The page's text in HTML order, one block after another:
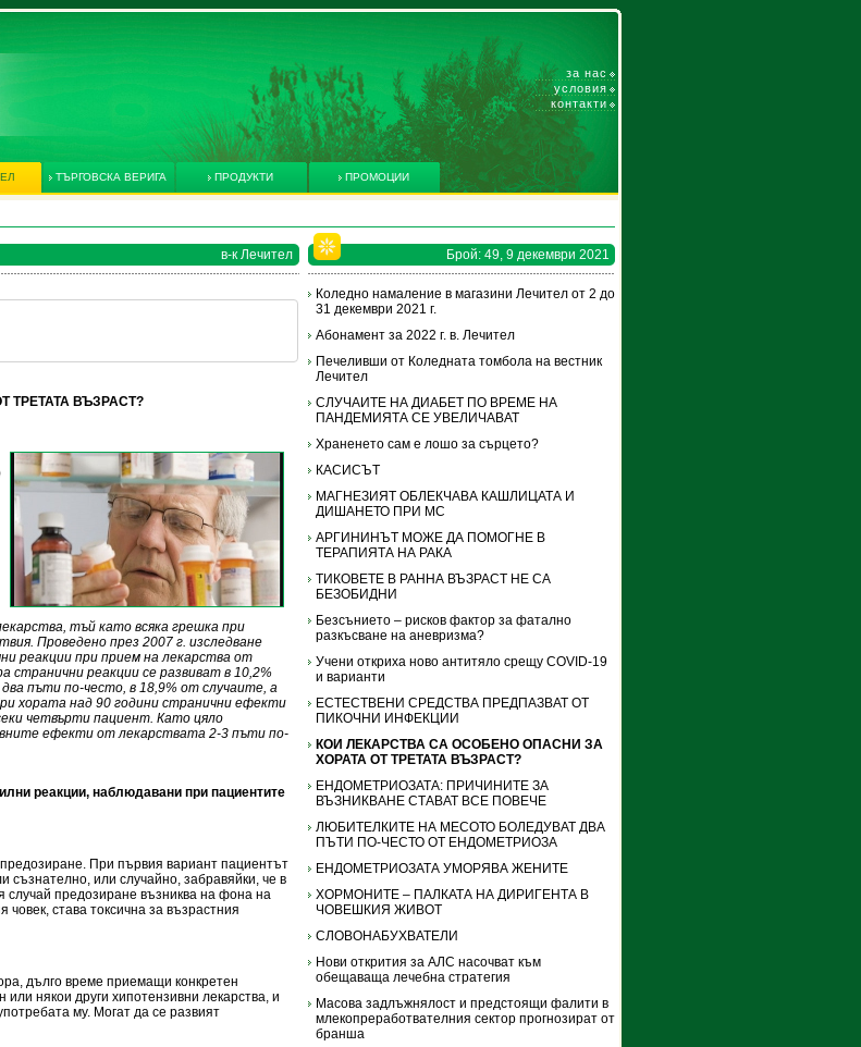
за нас
условия
контакти
ТЪРГОВСКА ВЕРИГА ПРОДУКТИ ПРОМОЦИИ
в-к Лечител
ТРЕТАТА ВЪЗРАСТ?
тъй като всяка грешка при
Проведено през 2007 г. изследване
реакции при прием на лекарства от
странични реакции се развиват в 10,2%
пъти по-често, в 18,9% от случаите, а
хората над 90 години странични ефекти
четвърти пациент. Като цяло
ефекти от лекарствата 2-3 пъти по-
реакции, наблюдавани при пациентите
При първия вариант пациентът
съзнателно, или случайно, забравяйки, че в
случай предозиране възниква на фона на
става токсична за възрастния
дълго време приемащи конкретен
някои други хипотензивни лекарства, и
му. Могат да се развият
Брой: 49, 9 декември 2021
Коледно намаление в магазини Лечител от 2 до
31 декември 2021 г.
Абонамент за 2022 г. в. Лечител
Печеливши от Коледната томбола на вестник
Лечител
СЛУЧАИТЕ НА ДИАБЕТ ПО ВРЕМЕ НА
ПАНДЕМИЯТА СЕ УВЕЛИЧАВАТ
Храненето сам е лошо за сърцето?
КАСИСЪТ
МАГНЕЗИЯТ ОБЛЕКЧАВА КАШЛИЦАТА И
ДИШАНЕТО ПРИ МС
АРГИНИНЪТ МОЖЕ ДА ПОМОГНЕ В
ТЕРАПИЯТА НА РАКА
ТИКОВЕТЕ В РАННА ВЪЗРАСТ НЕ СА
БЕЗОБИДНИ
Безсънието – рисков фактор за фатално
разкъсване на аневризма?
Учени откриха ново антитяло срещу COVID-19
и варианти
ЕСТЕСТВЕНИ СРЕДСТВА ПРЕДПАЗВАТ ОТ
ПИКОЧНИ ИНФЕКЦИИ
КОИ ЛЕКАРСТВА СА ОСОБЕНО ОПАСНИ ЗА
ХОРАТА ОТ ТРЕТАТА ВЪЗРАСТ?
ЕНДОМЕТРИОЗАТА: ПРИЧИНИТЕ ЗА
ВЪЗНИКВАНЕ СТАВАТ ВСЕ ПОВЕЧЕ
ЛЮБИТЕЛКИТЕ НА МЕСОТО БОЛЕДУВАТ ДВА
ПЪТИ ПО-ЧЕСТО ОТ ЕНДОМЕТРИОЗА
ЕНДОМЕТРИОЗАТА УМОРЯВА ЖЕНИТЕ
ХОРМОНИТЕ – ПАЛКАТА НА ДИРИГЕНТА В
ЧОВЕШКИЯ ЖИВОТ
СЛОВОНАБУХВАТЕЛИ
Нови открития за АЛС насочват към
обещаваща лечебна стратегия
Масова задлъжнялост и предстоящи фалити в
млекопреработвателния сектор прогнозират от
бранша